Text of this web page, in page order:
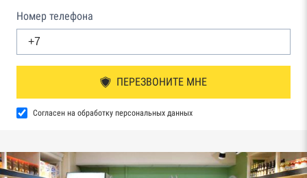
Номер телефона
ПЕРЕЗВОНИТЕ МНЕ
Согласен на обработку персональных данных